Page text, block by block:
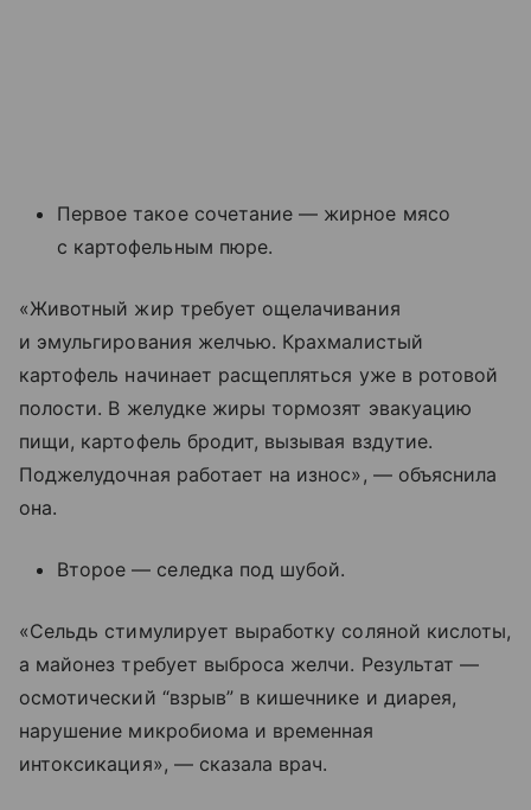
Первое такое сочетание — жирное мясо
с картофельным пюре.
«Животный жир требует ощелачивания
и эмульгирования желчью. Крахмалистый
картофель начинает расщепляться уже в ротовой
полости. В желудке жиры тормозят эвакуацию
пищи, картофель бродит, вызывая вздутие.
Поджелудочная работает на износ», — объяснила
она.
Второе — селедка под шубой.
«Сельдь стимулирует выработку соляной кислоты,
а майонез требует выброса желчи. Результат —
осмотический “взрыв” в кишечнике и диарея,
нарушение микробиома и временная
интоксикация», — сказала врач.